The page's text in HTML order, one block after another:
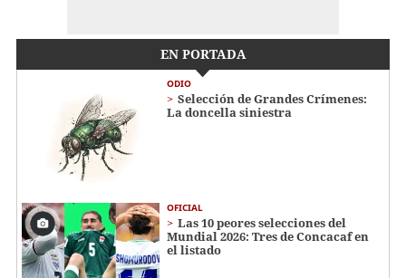
EN PORTADA
ODIO
Selección de Grandes Crímenes:
La doncella siniestra
OFICIAL
Las 10 peores selecciones del
Mundial 2026: Tres de Concacaf en
el listado